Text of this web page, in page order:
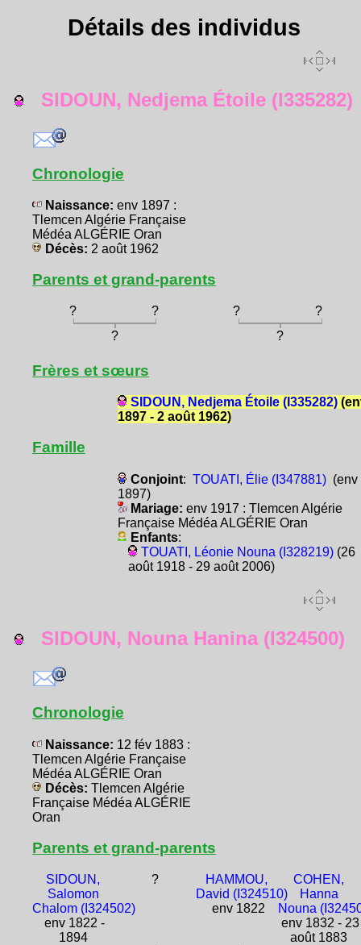
Détails des individus
SIDOUN, Nedjema Étoile (I335282)
Chronologie
Naissance: env 1897 :
Tlemcen Algérie Française
Médéa ALGÉRIE Oran
Décès: 2 août 1962
Parents et grand-parents
? ? ?
?
?
?
Frères et sœurs
SIDOUN, Nedjema Étoile (I335282)
1897 - 2 août 1962)
Famille
Conjoint: TOUATI, Élie (I347881)(env
1897)
Mariage: env 1917 : Tlemcen Algérie
Française Médéa ALGÉRIE Oran
Enfants:
TOUATI, Léonie Nouna (I328219)(26
août 1918 - 29 août 2006)
SIDOUN, Nouna Hanina (I324500)
Chronologie
Naissance: 12 fév 1883 :
Tlemcen Algérie Française
Médéa ALGÉRIE Oran
Décès: Tlemcen Algérie
Française Médéa ALGÉRIE
Oran
Parents et grand-parents
SIDOUN,
Salomon
Chalom (I324502)
env 1822 -
1894
?
HAMMOU,
David (I324510)
env 1822
COHEN,
Hanna
Nouna
env 1832 - 23
août 1883